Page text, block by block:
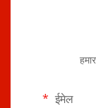
ईमेल